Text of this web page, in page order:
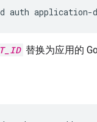
auth application-
替换为应用的